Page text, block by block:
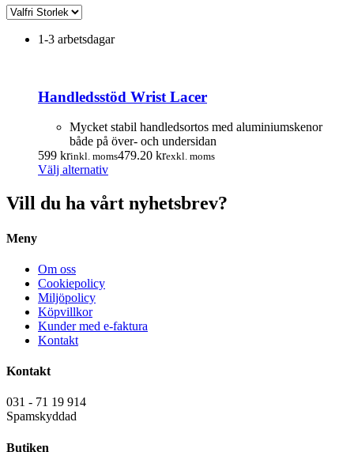
1-3 arbetsdagar
Handledsstöd Wrist Lacer
Mycket stabil handledsortos med aluminiumskenor
både på över- och undersidan
599 krinkl. moms479.20 krexkl. moms
Välj alternativDen
produkten
har
på
Vill du ha vårt nyhetsbrev?
Meny
Om oss
Cookiepolicy
Miljöpolicy
Köpvillkor
Kunder med e-faktura
Kontakt
Kontakt
031 - 71 19 914
Spamskyddad
Butiken